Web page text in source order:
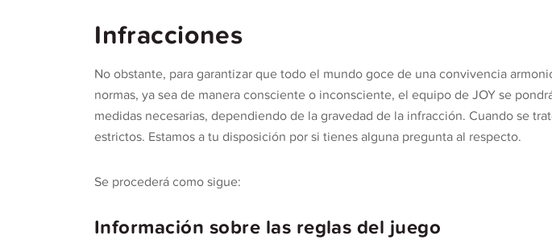
Infracciones
No obstante, para garantizar que todo el mundo goce de una convivencia
normas, ya sea de manera consciente o inconsciente, el equipo de JOY se
medidas necesarias, dependiendo de la gravedad de la infracción. Cuando se
estrictos. Estamos a tu disposición por si tienes alguna pregunta al respecto.
Se procederá como sigue:
Información sobre las reglas del juego